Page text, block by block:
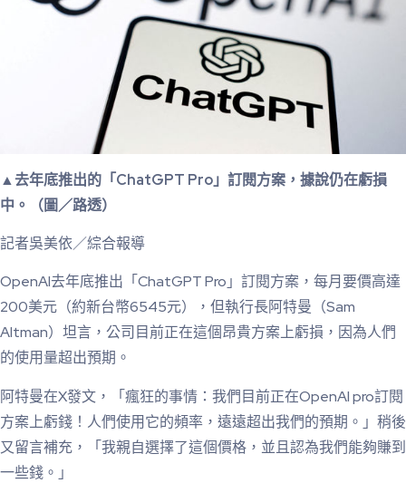
▲去年底推出的「ChatGPT Pro」訂閱方案，據說仍在虧損
中。（圖／路透）
記者吳美依／綜合報導
OpenAI去年底推出「ChatGPT Pro」訂閱方案，每月要價高達
200美元（約新台幣6545元），但執行長阿特曼（Sam
Altman）坦言，公司目前正在這個昂貴方案上虧損，因為人們
的使用量超出預期。
阿特曼在X發文，「瘋狂的事情：我們目前正在OpenAI pro訂閱
方案上虧錢！人們使用它的頻率，遠遠超出我們的預期。」稍後
又留言補充，「我親自選擇了這個價格，並且認為我們能夠賺到
一些錢。」